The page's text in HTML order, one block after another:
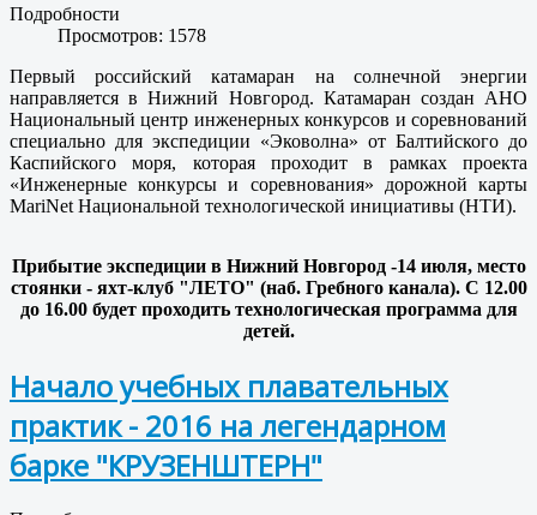
Подробности
Просмотров: 1578
Первый российский катамаран на солнечной энергии
направляется в Нижний Новгород. Катамаран создан АНО
Национальный центр инженерных конкурсов и соревнований
специально для экспедиции «Эковолна» от Балтийского до
Каспийского моря, которая проходит в рамках проекта
«Инженерные конкурсы и соревнования» дорожной карты
MariNet Национальной технологической инициативы (НТИ).
Прибытие экспедиции в Нижний Новгород -14 июля, место
стоянки - яхт-клуб "ЛЕТО" (наб. Гребного канала). С 12.00
до 16.00 будет проходить технологическая программа для
детей.
Начало учебных плавательных
практик - 2016 на легендарном
барке "КРУЗЕНШТЕРН"